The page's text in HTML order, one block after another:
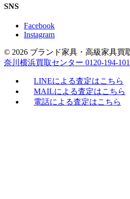
SNS
Facebook
Instagram
© 2026 ブランド家具・高級家具買
奈川横浜買取センター 0120-194-101
LINEによる査定はこちら
MAILによる査定はこちら
電話による査定はこちら